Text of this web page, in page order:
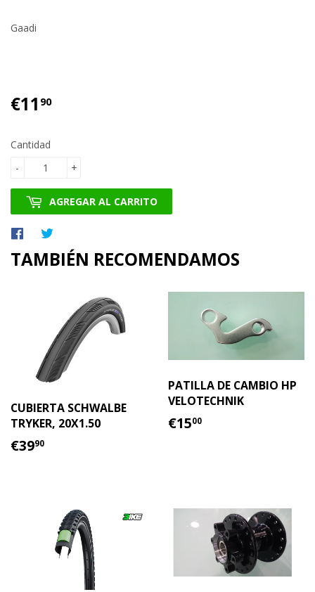
Gaadi
€11 90€11.90
Cantidad
+
-
AGREGAR AL CARRITO
Compartir
Facebook
en
Twitter
TAMBIÉN RECOMENDAMOS
CUBIERTA SCHWALBE
TRYKER, 20X1.50
PRECIO
€3990
PATILLA DE CAMBIO HP
VELOTECHNIK
PRECIO
€1500